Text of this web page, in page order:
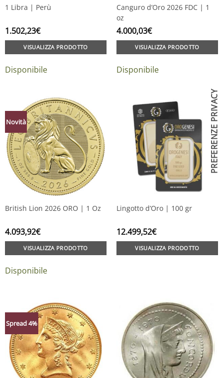
1 Libra | Perù
1.502,23€
VISUALIZZA PRODOTTO
Disponibile
Canguro d’Oro 2026 FDC | 1
oz
4.000,03€
VISUALIZZA PRODOTTO
Disponibile
Novità
British Lion 2026 ORO | 1 Oz
4.093,92€
VISUALIZZA PRODOTTO
Disponibile
Lingotto d’Oro | 100 gr
12.499,52€
VISUALIZZA PRODOTTO
Spread 4%